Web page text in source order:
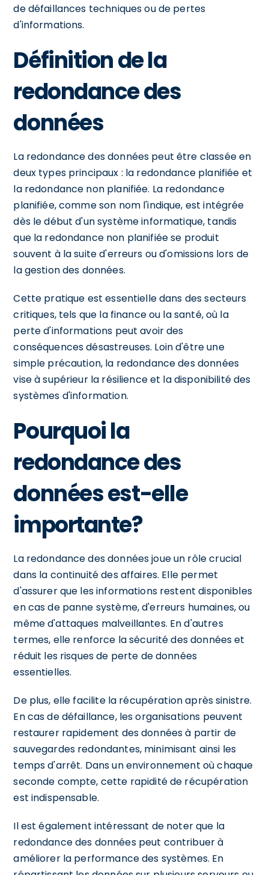
de défaillances techniques ou de pertes
d'informations.
Définition de la
redondance des
données
La redondance des données peut être classée en
deux types principaux : la redondance planifiée et
la redondance non planifiée. La redondance
planifiée, comme son nom l'indique, est intégrée
dès le début d'un système informatique, tandis
que la redondance non planifiée se produit
souvent à la suite d'erreurs ou d'omissions lors de
la gestion des données.
Cette pratique est essentielle dans des secteurs
critiques, tels que la finance ou la santé, où la
perte d'informations peut avoir des
conséquences désastreuses. Loin d'être une
simple précaution, la redondance des données
vise à supérieur la résilience et la disponibilité des
systèmes d'information.
Pourquoi la
redondance des
données est-elle
importante?
La redondance des données joue un rôle crucial
dans la continuité des affaires. Elle permet
d'assurer que les informations restent disponibles
en cas de panne système, d'erreurs humaines, ou
même d'attaques malveillantes. En d'autres
termes, elle renforce la sécurité des données et
réduit les risques de perte de données
essentielles.
De plus, elle facilite la récupération après sinistre.
En cas de défaillance, les organisations peuvent
restaurer rapidement des données à partir de
sauvegardes redondantes, minimisant ainsi les
temps d'arrêt. Dans un environnement où chaque
seconde compte, cette rapidité de récupération
est indispensable.
Il est également intéressant de noter que la
redondance des données peut contribuer à
améliorer la performance des systèmes. En